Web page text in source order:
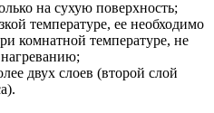
на сухую поверхность;
температуре, ее необходимо
комнатной температуре, не
двух слоев (второй слой